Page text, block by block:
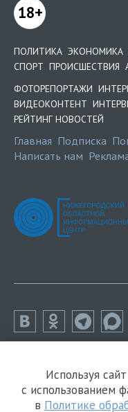
18+
ПОЛИТИКА ЭКОНОМИКА
СПОРТ ПРОИСШЕСТВИЯ
ФОТОРЕПОРТАЖИ
ВИДЕОКОНТЕНТ
РЕЙТИНГ НОВОСТЕЙ
Главная Подписка
Написать нам
Используя
с использованием
в Политике